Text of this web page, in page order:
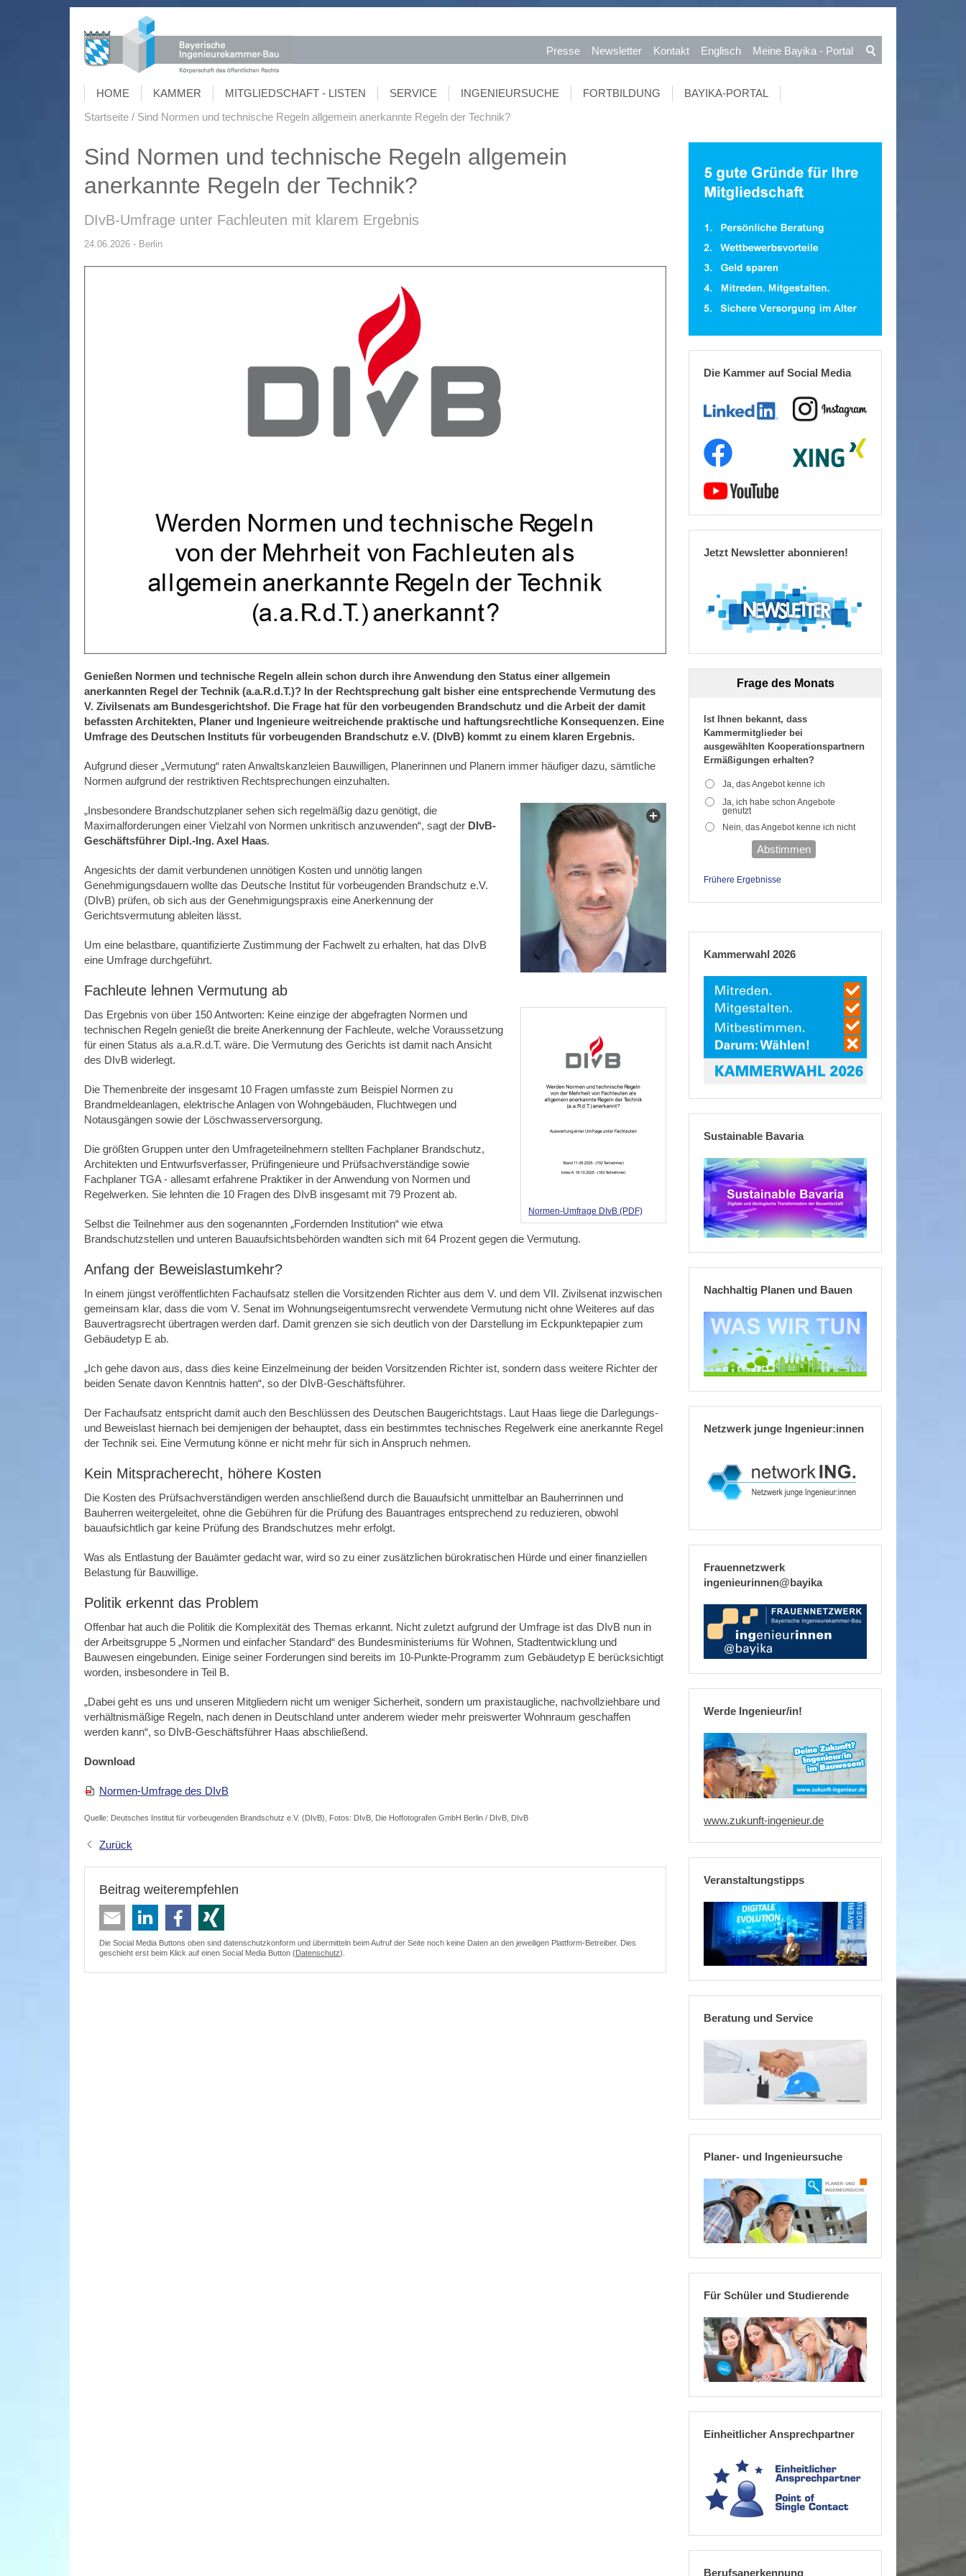
Presse Newsletter Kontakt Englisch Meine Bayika - Portal
HOME KAMMER MITGLIEDSCHAFT - LISTEN SERVICE INGENIEURSUCHE FORTBILDUNG
BAYIKA-PORTAL
Startseite
Sind Normen und technische Regeln allgemein anerkannte Regeln der Technik?
Sind Normen und technische Regeln allgemein
anerkannte Regeln der Technik?
DIvB-Umfrage unter Fachleuten mit klarem Ergebnis
24.06.2026 - Berlin
Genießen Normen und technische Regeln allein schon durch ihre Anwendung den Status einer allgemein
anerkannten Regel der Technik (a.a.R.d.T.)? In der Rechtsprechung galt bisher eine entsprechende Vermutung des
V. Zivilsenats am Bundesgerichtshof. Die Frage hat für den vorbeugenden Brandschutz und die Arbeit der damit
befassten Architekten, Planer und Ingenieure weitreichende praktische und haftungsrechtliche Konsequenzen. Eine
Umfrage des Deutschen Instituts für vorbeugenden Brandschutz e.V. (DIvB) kommt zu einem klaren Ergebnis.
Aufgrund dieser „Vermutung“ raten Anwaltskanzleien Bauwilligen, Planerinnen und Planern immer häufiger dazu, sämtliche
Normen aufgrund der restriktiven Rechtsprechungen einzuhalten.
„Insbesondere Brandschutzplaner sehen sich regelmäßig dazu genötigt, die
Maximalforderungen einer Vielzahl von Normen unkritisch anzuwenden“, sagt der DIvB-
Geschäftsführer Dipl.-Ing. Axel Haas.
Angesichts der damit verbundenen unnötigen Kosten und unnötig langen
Genehmigungsdauern wollte das Deutsche Institut für vorbeugenden Brandschutz e.V.
(DIvB) prüfen, ob sich aus der Genehmigungspraxis eine Anerkennung der
Gerichtsvermutung ableiten lässt.
Um eine belastbare, quantifizierte Zustimmung der Fachwelt zu erhalten, hat das DIvB
eine Umfrage durchgeführt.
Fachleute lehnen Vermutung ab
Normen-Umfrage DIvB (PDF)
Das Ergebnis von über 150 Antworten: Keine einzige der abgefragten Normen und
technischen Regeln genießt die breite Anerkennung der Fachleute, welche Voraussetzung
für einen Status als a.a.R.d.T. wäre. Die Vermutung des Gerichts ist damit nach Ansicht
des DIvB widerlegt.
Die Themenbreite der insgesamt 10 Fragen umfasste zum Beispiel Normen zu
Brandmeldeanlagen, elektrische Anlagen von Wohngebäuden, Fluchtwegen und
Notausgängen sowie der Löschwasserversorgung.
Die größten Gruppen unter den Umfrageteilnehmern stellten Fachplaner Brandschutz,
Architekten und Entwurfsverfasser, Prüfingenieure und Prüfsachverständige sowie
Fachplaner TGA - allesamt erfahrene Praktiker in der Anwendung von Normen und
Regelwerken. Sie lehnten die 10 Fragen des DIvB insgesamt mit 79 Prozent ab.
Selbst die Teilnehmer aus den sogenannten „Fordernden Institution“ wie etwa
Brandschutzstellen und unteren Bauaufsichtsbehörden wandten sich mit 64 Prozent gegen die Vermutung.
Anfang der Beweislastumkehr?
In einem jüngst veröffentlichten Fachaufsatz stellen die Vorsitzenden Richter aus dem V. und dem VII. Zivilsenat inzwischen
gemeinsam klar, dass die vom V. Senat im Wohnungseigentumsrecht verwendete Vermutung nicht ohne Weiteres auf das
Bauvertragsrecht übertragen werden darf. Damit grenzen sie sich deutlich von der Darstellung im Eckpunktepapier zum
Gebäudetyp E ab.
„Ich gehe davon aus, dass dies keine Einzelmeinung der beiden Vorsitzenden Richter ist, sondern dass weitere Richter der
beiden Senate davon Kenntnis hatten“, so der DIvB-Geschäftsführer.
Der Fachaufsatz entspricht damit auch den Beschlüssen des Deutschen Baugerichtstags. Laut Haas liege die Darlegungs-
und Beweislast hiernach bei demjenigen der behauptet, dass ein bestimmtes technisches Regelwerk eine anerkannte Regel
der Technik sei. Eine Vermutung könne er nicht mehr für sich in Anspruch nehmen.
Kein Mitspracherecht, höhere Kosten
Die Kosten des Prüfsachverständigen werden anschließend durch die Bauaufsicht unmittelbar an Bauherrinnen und
Bauherren weitergeleitet, ohne die Gebühren für die Prüfung des Bauantrages entsprechend zu reduzieren, obwohl
bauaufsichtlich gar keine Prüfung des Brandschutzes mehr erfolgt.
Was als Entlastung der Bauämter gedacht war, wird so zu einer zusätzlichen bürokratischen Hürde und einer finanziellen
Belastung für Bauwillige.
Politik erkennt das Problem
Offenbar hat auch die Politik die Komplexität des Themas erkannt. Nicht zuletzt aufgrund der Umfrage ist das DIvB nun in
der Arbeitsgruppe 5 „Normen und einfacher Standard“ des Bundesministeriums für Wohnen, Stadtentwicklung und
Bauwesen eingebunden. Einige seiner Forderungen sind bereits im 10-Punkte-Programm zum Gebäudetyp E berücksichtigt
worden, insbesondere in Teil B.
„Dabei geht es uns und unseren Mitgliedern nicht um weniger Sicherheit, sondern um praxistaugliche, nachvollziehbare und
verhältnismäßige Regeln, nach denen in Deutschland unter anderem wieder mehr preiswerter Wohnraum geschaffen
werden kann“, so DIvB-Geschäftsführer Haas abschließend.
Download
Normen-Umfrage des DIvB
Quelle: Deutsches Institut für vorbeugenden Brandschutz e.V. (DIvB), Fotos: DIvB, Die Hoffotografen GmbH Berlin / DIvB, DIvB
Zurück
Beitrag weiterempfehlen
Die Social Media Buttons oben sind datenschutzkonform und übermitteln beim Aufruf der Seite noch keine Daten an den jeweiligen Plattform-Betreiber. Dies
geschieht erst beim Klick auf einen Social Media Button (Datenschutz).
Die Kammer auf Social Media
Jetzt Newsletter abonnieren!
Frage des Monats
Ist Ihnen bekannt, dass
Kammermitglieder bei
ausgewählten Kooperationspartnern
Ermäßigungen erhalten?
Ja, das Angebot kenne ich
Ja, ich habe schon Angebote
genutzt
Nein, das Angebot kenne ich nicht
Abstimmen
Frühere Ergebnisse
Kammerwahl 2026
Sustainable Bavaria
Nachhaltig Planen und Bauen
Netzwerk junge Ingenieur:innen
Frauennetzwerk
ingenieurinnen@bayika
Werde Ingenieur/in!
www.zukunft-ingenieur.de
Veranstaltungstipps
Beratung und Service
Planer- und Ingenieursuche
Für Schüler und Studierende
Einheitlicher Ansprechpartner
Berufsanerkennung